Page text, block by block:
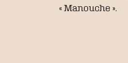
« Manouche ».